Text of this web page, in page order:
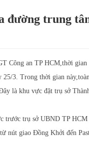
đường trung
Công an TP HCM,thời
25/3. Trong thời gian
là khu vực đặt trụ sở
trước trụ sở UBND TP
nút giao Đồng Khởi đến